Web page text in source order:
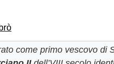
come primo vescovo di